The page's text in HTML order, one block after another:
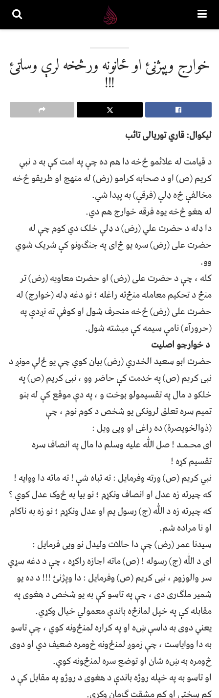
خوارج وپېژنئ او ځانونه ورڅخه ﻟﺮﯤ وﺳﺎﺗﺊ
!!!
ليکوال: قاري توريالی تائب
د ﻗﻴﺎﻣﺖ ﻟﻪ ﻋﻼﺋﻤﻮ څﺧﻪ ﺩﺍ ﻫﻢ ﺩﻩ ﭼﯥ ﭘﻪ ﺍﻣﺖ ﮐﯥ ﺑﻪ د ﻧﺒﻲ
ﮐﺮﻳﻢ (ص) ﺍﻭ د ﺻﺤﺎﺑﻪ ﮐﺮﺍﻣﻮ (ﺭﺽ) ﻟﻪ ﻣﻨﻬﺞ ﺍﻭ ﻃﺮﻳﻘﻮ څﺧﻪ
ﻣﺨﺎﻟﻔﯥ څﻩ ډﻟﯥ (ﻓﺮﻗﯥ) ﺑﻪ ﭘﻴﺪﺍ ﺷﻲ.
ﻟﻪ ﻫﻐﻮ څﺧﻪ ﻳﻮﻩ ﻓﺮﻗﻪ ﺧﻮﺍﺭﺝ ﻫﻢ ﺩﻱ.
ﺩﺍ ډﻟﻪ د ﺣﻀﺮﺕ ﻋﻠﻲ (ﺭﺽ) د ډﻟﯥ ﺧﻠﮏ ﺩﻱ ﮐﻮﻡ ﭼﯥ ﻟﻪ
ﺣﻀﺮﺕ ﻋﻠﯽ (ﺭﺽ) ﺳﺮﻩ ﻳﻮ ځﺍﯼ ﭘﻪ ﺟﻨګﻭﻧﻮ ﮐﯥ ﺷﺮﻳﮏ ﺷﻮﻱ
ﻭﻭ.
ﮐﻠﻪ ، ﭼﯥ د ﺣﻀﺮﺕ ﻋﻠﯽ (ﺭﺽ) ﺍﻭ ﺣﻀﺮﺕ ﻣﻌﺎﻭﻳﻪ (ﺭﺽ) ﺗﺮ
ﻣﻨځ د ﺗﺤﮑﻴﻢ ﻣﻌﺎﻣﻠﻪ ﻣﻨځﺗﻪ ﺭﺍﻏﻠﻪ ؛ ﻧﻮ ﺩﻏﻪ ډﻟﻪ (ﺧﻮﺍﺭﺝ) ﻟﻪ
ﺣﻀﺮﺕ ﻋﻠﯽ (ﺭﺽ) څﺧﻪ ﻣﻨﺤﺮﻑ ﺷﻮﻝ ﺍﻭ ﮐﻮﻓﯥ ﺗﻪ ﻧږﺩﯤ ﭘﻪ
(ﺣﺮﻭﺭﺁﺀ) ﻧﺎﻣﯥ ﺳﻴﻤﻪ ﮐﯥ ﻣﻴﺸﺘﻪ ﺷﻮﻝ.
د ﺧﻮﺍﺭﺟﻮ ﺍﺻﻠﻴﺖ
ﺣﻀﺮﺕ ﺍﺑﻮ ﺳﻌﻴﺪ ﺍﻟﺨﺪﺭﻱ (ﺭﺽ) ﺑﻴﺎﻥ ﮐﻮﻱ ﭼﯥ ﻳﻮ ځﻟﯥ ﻣﻮﻧږ د
ﻧﺒﯽ ﮐﺮﻳﻢ (ص) ﭘﻪ ﺧﺪﻣﺖ ﮐﯥ ﺣﺎﺿﺮ ﻭﻭ ، ﻧﺒﯽ ﮐﺮﻳﻢ (ص) ﭘﻪ
ﺧﻠﮑﻮ د ﻣﺎﻝ ﭘﻪ ﺗﻘﺴﻴﻤﻮﻟﻮ ﺑﻮﺧﺖ و ، ﭘﻪ ﺩﯤ ﻣﻮﻗﻊ ﮐﯥ ﻟﻪ ﺑﻨﻮ
ﺗﻤﻴﻢ ﺳﺮﻩ ﺗﻌﻠﻖ ﻟﺮﻭﻧﮑﯽ ﻳﻮ ﺷﺨﺺ د ﮐﻮﻡ ﻧﻮﻡ ، ﭼﯥ
(ﺫﻭﺍﻟﺨﻮﻳﺼﺮﺓ) ﺩﻩ ﺭﺍﻏﯽ ﺍﻭ ﻭﻳﯽ ﻭﻳﻞ :
ﺍﯼ ﻣﺤـﻤـﺪ ! ﺻﻞ ﷲ ﻋﻠﻴﻪ ﻭﺳﻠﻢ ﺩﺍ ﻣﺎﻝ ﭘﻪ ﺍﻧﺼﺎﻑ ﺳﺮﻩ
ﺗﻘﺴﻴﻢ ﮐړﻩ !
ﻧﺒﻲ ﮐﺮﻳﻢ (ص) ﻭﺭﺗﻪ ﻭﻓﺮﻣﺎﻳﻞ : ﺗﻪ ﺗﺒﺎﻩ ﺷﯥ ! ﺗﻪ ﻣﺎﺗﻪ ﺩﺍ ﻭﻭﺍﻳﻪ !
ﮐﻪ ﭼﻴﺮﺗﻪ ﺯﻩ ﻋﺪﻝ ﺍﻭ ﺍﻧﺼﺎﻑ ﻭﻧﮑړﻡ ؛ ﻧﻮ ﺑﻴﺎ ﺑﻪ څﻭﮎ ﻋﺪﻝ ﮐﻮﻱ ؟
ﮐﻪ ﭼﻴﺮﺗﻪ ﺯﻩ د ﷲ (ج) ﺭﺳﻮﻝ ﻳﻢ ﺍﻭ ﻋﺪﻝ ﻭﻧﮑړﻡ ؛ ﻧﻮ ﺯﻩ ﺑﻪ ﻧﺎﮐﺎﻡ
ﺍﻭ ﻧﺎ ﻣﺮﺍﺩﻩ ﺷﻢ.
ﺳﻴﺪﻧﺎ ﻋﻤﺮ (ﺭﺽ) ﭼﯥ ﺩﺍ ﺣﺎﻼﺕ ﻭﻟﻴﺪﻝ ﻧﻮ ﻭﻳﯽ ﻓﺮﻣﺎﻳﻞ :
ﺍﯼ د ﷲ (ج) ﺭﺳﻮﻟﻪ ! (ص) ﻣﺎﺗﻪ ﺍﺟﺎﺯﻩ ﺭﺍﮐړﻩ ، ﭼﯥ د ﺩﻏﻪ ﺳړي
ﺳﺮ ﻭﺍﻟﻮﺯﻭﻡ ، ﻧﺒﯽ ﮐﺮﻳﻢ (ص) ﻭﻓﺮﻣﺎﻳﻞ : ﺩﺍ ﻭﭘﮋﻧﺊ !!! د ﺩﻩ ﻳﻮ
ﺷﻤﻴﺮ ﻣﻠګﺭﯼ ﺩﯼ ، ﭼﯥ ﭘﻪ ﺗﺎﺳﻮ ﮐﯥ ﺑﻪ ﻳﻮ ﺷﺨﺺ د ﻫﻐﻮﯼ ﭘﻪ
ﻣﻘﺎﺑﻠﻪ ﮐﯥ ﭘﻪ ﺧﭙﻞ ﻟﻤﺎﻧځﻩ ﺑﺎﻧﺪﯤ ﻣﻌﻤﻮﻟﻲ ﺧﻴﺎﻝ ﻭﮐړﻱ.
ﻳﻌﻨﻲ ﺩﻭﯼ ﺑﻪ ﺩﺍﺳﯥ ښﻩ ﺍﻭ ﭘﻪ ﮐﺮﺍﺭﻩ ﻟﻤﻨځﻭﻧﻪ ﮐﻮﻱ ، ﭼﯥ ﺗﺎﺳﻮ
ﺑﻪ ﺩﺍ ﻭﻭﺍﻳﺎﺳﺖ ، ﭼﯥ ﺯﻣﻭږ ﻟﻤﻨځﻭﻧﻪ څﻭﻣﺮﻩ ﺿﻌﻴﻒ ﺩﻱ ﺍﻭ ﺩﻭﯼ
څﻭﻣﺮﻩ ﺑﻪ ښﻩ ﺷﺎﻥ ﺍﻭ ﺗﻮﺿﻊ ﺳﺮﻩ ﻟﻤﻨځﻮﻧﻪ ﮐﻮي.
ﺍﻭ ﺗﺎﺳﻮ ﺑﻪ ﭘﻪ ﺧﭙﻠﻪ ﺭﻭﮊﻩ ﺑﺎﻧﺪﯤ د ﻫﻐﻮﯼ د ﺭﻭﮊﻭ ﭘﻪ ﻣﻘﺎﺑﻞ ﮐﯥ د
ﮐﻢ ﺳﺨﺘﻲ ﺍﻭ ﮐﻢ ﻣﺸﻘﺖ ګﻣﺎﻥ ﻭﮐړﻱ.